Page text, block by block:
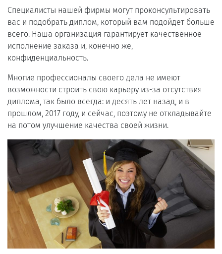
Специалисты нашей фирмы могут проконсультировать
вас и подобрать диплом, который вам подойдет больше
всего. Наша организация гарантирует качественное
исполнение заказа и, конечно же,
конфиденциальность.
Многие профессионалы своего дела не имеют
возможности строить свою карьеру из-за отсутствия
диплома, так было всегда: и десять лет назад, и в
прошлом, 2017 году, и сейчас, поэтому не откладывайте
на потом улучшение качества своей жизни.